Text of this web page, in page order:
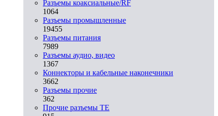
Разъeмы коаксиальные/RF
1064
Разъeмы промышленные
19455
Разъeмы питания
7989
Разъeмы аудио, видео
1367
Коннекторы и кабельные наконечники
3662
Разъeмы прочие
362
Прочие разъемы TE